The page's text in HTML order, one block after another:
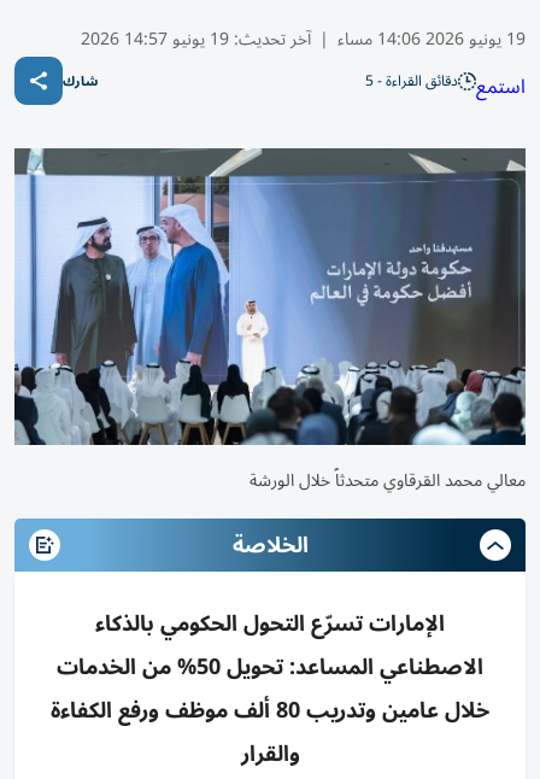
19 يونيو 2026 14:06 مساء | آخر تحديث:19 يونيو 14:57 2026
استمع دقائق القراءة - 5 شارك
معالي محمد القرقاوي متحدثاً خلال الورشة
الخلاصة
الإمارات تسرّع التحول الحكومي بالذكاء
الاصطناعي المساعد: تحويل 50% من الخدمات
خلال عامين وتدريب 80 ألف موظف ورفع الكفاءة
والقرار